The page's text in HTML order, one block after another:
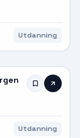
Utdanning
Utdanning